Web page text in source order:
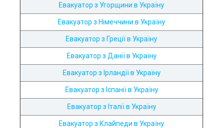
Евакуатор з Угорщини в Україну
Евакуатор з Німеччини в Україну
Евакуатор з Греції в Україну
Евакуатор з Данії в Україну
Евакуатор з Ірландії в Україну
Евакуатор з Іспанії в Україну
Евакуатор з Італії в Україну
Евакуатор з Клайпеди в Україну